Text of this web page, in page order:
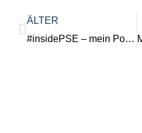
ÄLTER
#insidePSE – mein Podcast an der Ruhr-Universität